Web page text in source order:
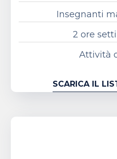
Insegnanti
2 ore
Attività
SCARICA IL